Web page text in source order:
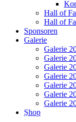
Hall of
Hall of
Sponsoren
Galerie
Galerie
Galerie
Galerie
Galerie
Galerie
Galerie
Galerie
Shop
Spielberichte